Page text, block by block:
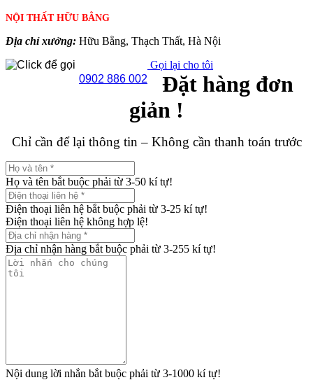
NỘI THẤT HỮU BẰNG
Địa chỉ xưởng: Hữu Bằng, Thạch Thất, Hà Nội
0902 886 002
Gọi lại cho tôi
Đặt hàng đơn
giản !
Chỉ cần để lại thông tin – Không cần thanh toán trước
Họ và tên bắt buộc phải từ 3-50 kí tự!
Điện thoại liên hệ bắt buộc phải từ 3-25 kí tự!
Điện thoại liên hệ không hợp lệ!
Địa chỉ nhận hàng bắt buộc phải từ 3-255 kí tự!
Nội dung lời nhắn bắt buộc phải từ 3-1000 kí tự!